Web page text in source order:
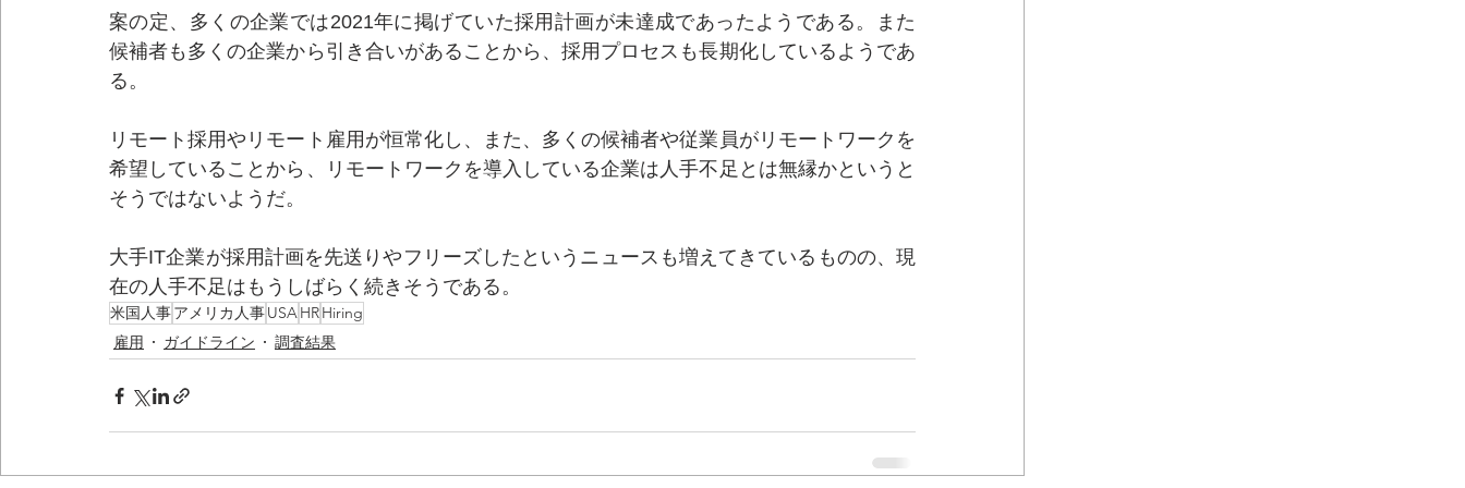
案の定、多くの企業では2021年に掲げていた採用計画が未達成であったようである。また
候補者も多くの企業から引き合いがあることから、採用プロセスも長期化しているようであ
る。
リモート採用やリモート雇用が恒常化し、また、多くの候補者や従業員がリモートワークを
希望していることから、リモートワークを導入している企業は人手不足とは無縁かというと
そうではないようだ。
大手IT企業が採用計画を先送りやフリーズしたというニュースも増えてきているものの、現
在の人手不足はもうしばらく続きそうである。
米国人事アメリカ人事USAHRHiring
雇用 ガイドライン 調査結果